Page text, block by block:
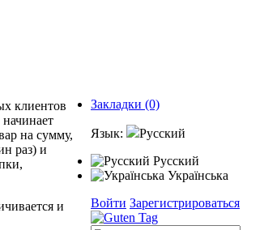
клиентов
на сумму,
раз) и
и
Закладки (0)
Язык:
Русский
Русский
Українська
Войти Зарегистрироваться